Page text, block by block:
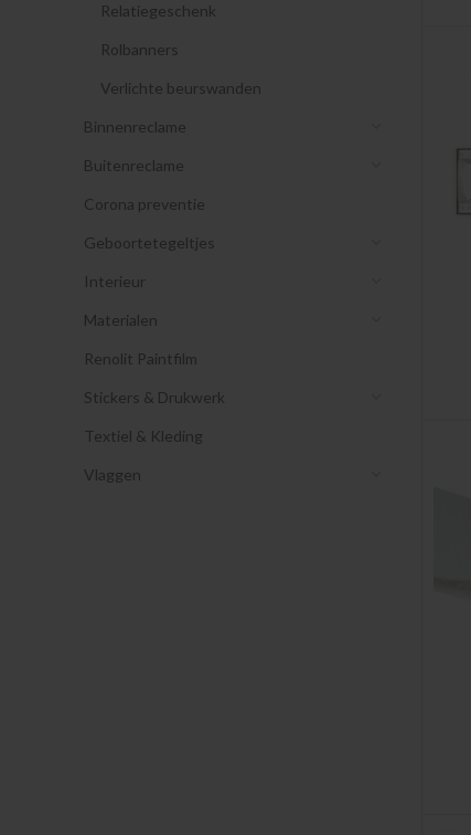
Relatiegeschenk
Rolbanners
Verlichte beurswanden
Binnenreclame
Buitenreclame
Corona preventie
Geboortetegeltjes
Interieur
Materialen
Renolit Paintfilm
Stickers & Drukwerk
Textiel & Kleding
Vlaggen